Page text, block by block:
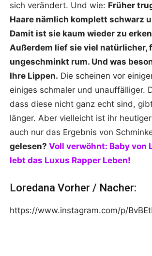
sich verändert. Und wie: Früher
Haare nämlich komplett schwarz
Damit ist sie kaum wieder zu
Außerdem lief sie viel natürlicher,
ungeschminkt rum. Und was
Ihre Lippen. Die scheinen vor
einiges schmaler und unauffälliger.
dass diese nicht ganz echt sind,
länger. Aber vielleicht ist ihr
auch nur das Ergebnis von
gelesen? Voll verwöhnt: Baby von
lebt das Luxus Rapper Leben!
Loredana Vorher / Nacher:
https://www.instagram.com/p/